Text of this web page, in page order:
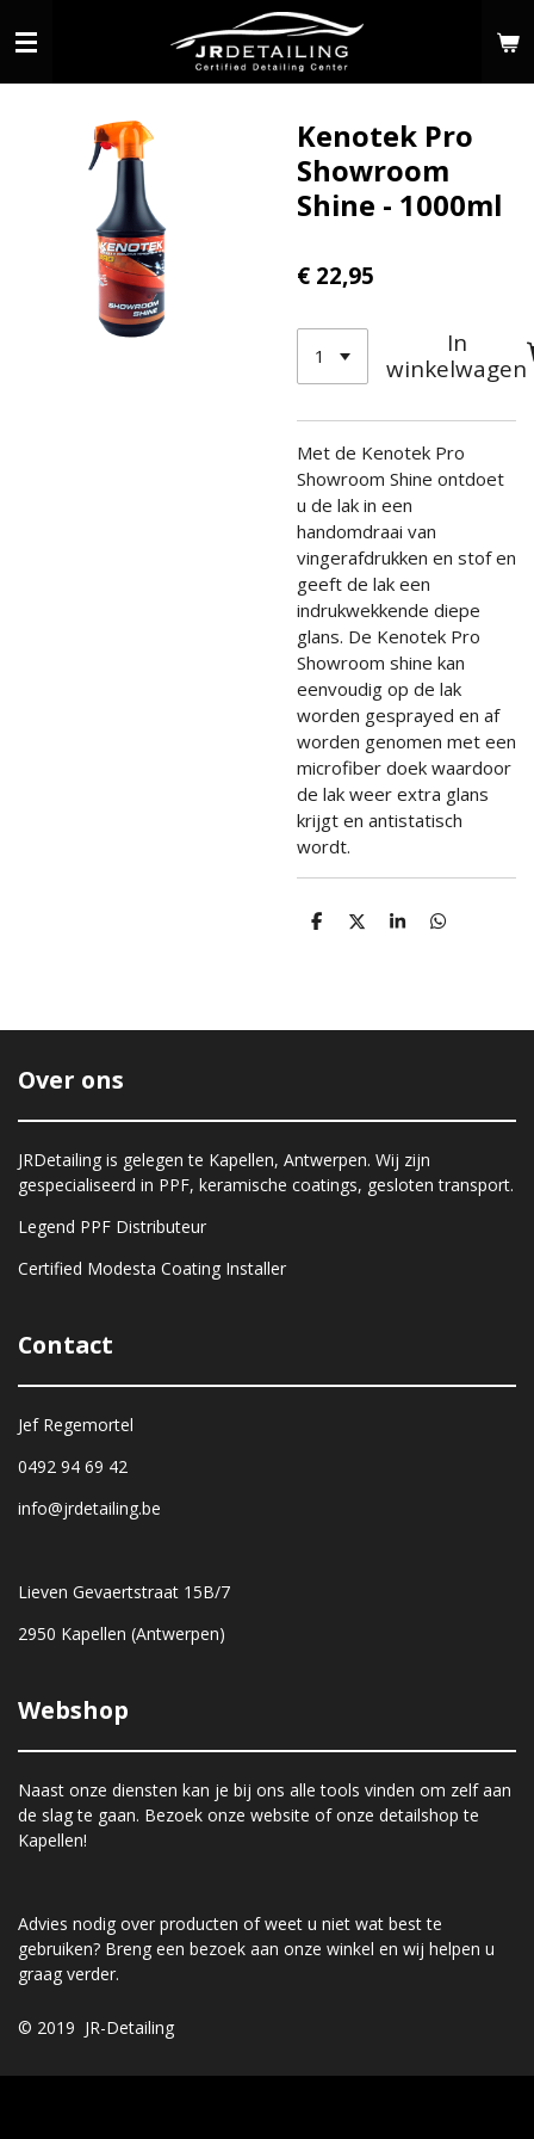
direct
hoofdinhoud
Kenotek Pro
Showroom
Shine - 1000ml
€ 22,95
In
winkelwagen
Met de Kenotek Pro
Showroom Shine ontdoet
u de lak in een
handomdraai van
vingerafdrukken en stof en
geeft de lak een
indrukwekkende diepe
glans. De Kenotek Pro
Showroom shine kan
eenvoudig op de lak
worden gesprayed en af
worden genomen met een
microfiber doek waardoor
de lak weer extra glans
krijgt en antistatisch
wordt.
D
D
S
D
Over ons
JRDetailing is gelegen te Kapellen, Antwerpen. Wij zijn
gespecialiseerd in PPF, keramische coatings, gesloten transport.
Legend PPF Distributeur
Certified Modesta Coating Installer
Contact
Jef Regemortel
0492 94 69 42
info@jrdetailing.be
Lieven Gevaertstraat 15B/7
2950 Kapellen (Antwerpen)
Webshop
Naast onze diensten kan je bij ons alle tools vinden om zelf aan
de slag te gaan. Bezoek onze website of onze detailshop te
Kapellen!
Advies nodig over producten of weet u niet wat best te
gebruiken? Breng een bezoek aan onze winkel en wij helpen u
graag verder.
© 2019 JR-Detailing